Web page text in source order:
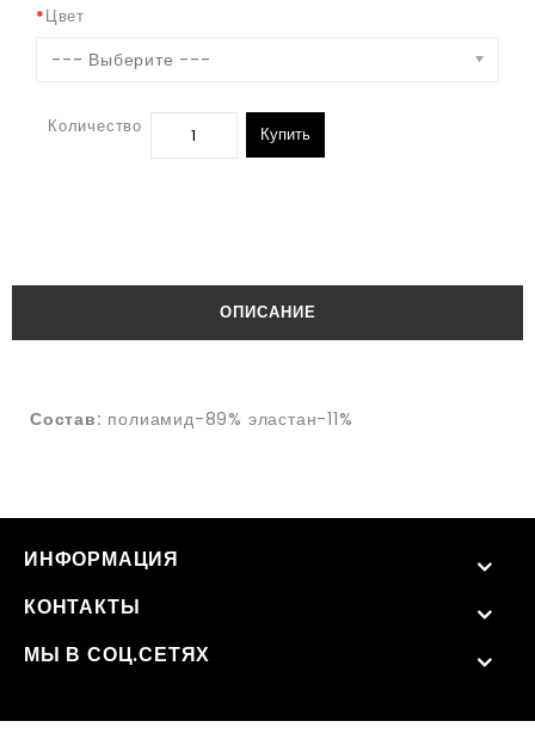
Цвет
--- Выберите ---
Количество Купить
ОПИСАНИЕ
Состав: полиамид-89% эластан-11%
ИНФОРМАЦИЯ
КОНТАКТЫ
МЫ В СОЦ.СЕТЯХ